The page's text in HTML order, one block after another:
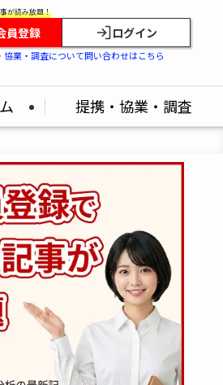
が読み放題！
員登録 ログイン
協業・調査について問い合わせはこちら
提携・協業・調査